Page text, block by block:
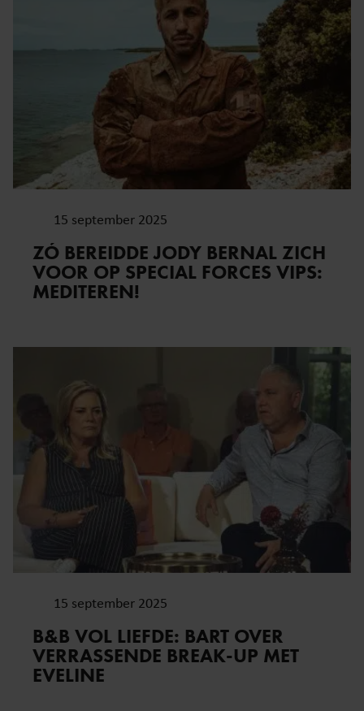
15 september 2025
ZÓ BEREIDDE JODY BERNAL ZICH
VOOR OP SPECIAL FORCES VIPS:
MEDITEREN!
15 september 2025
B&B VOL LIEFDE: BART OVER
VERRASSENDE BREAK-UP MET
EVELINE